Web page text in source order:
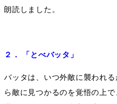
朗読しました。
２． 「とべバッタ」
バッタは、いつ外敵に襲われ
ら敵に見つかるのを覚悟の上